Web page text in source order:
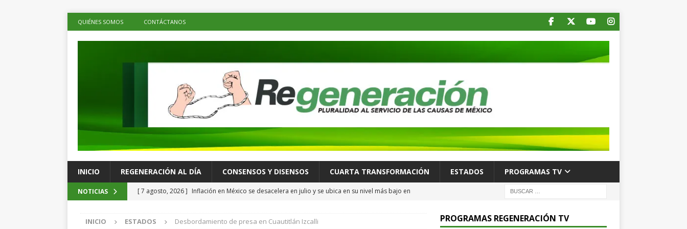
QUIÉNES SOMOS CONTÁCTANOS
INICIO REGENERACIÓN AL DÍA CONSENSOS Y DISENSOS CUARTA TRANSFORMACIÓN ESTADOS PROGRAMAS TV
NOTICIAS [ 7 agosto, 2026 ] Inflación en México se desacelera en julio y se ubica en su nivel más bajo en
[ 7 agosto, 2026 ] Poder Judicial refrenda coordinación institucional en la mesa de seguridad
INICIO ESTADOS Desbordamiento de presa en Cuautitlán Izcalli PROGRAMAS REGENERACIÓN TV